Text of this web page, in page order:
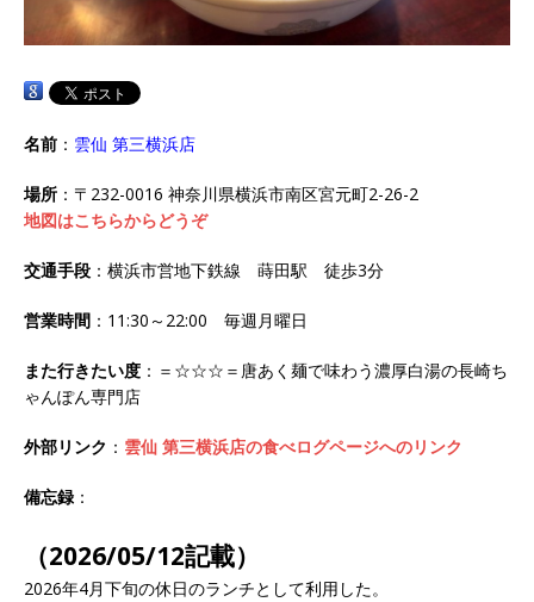
名前 ： 雲仙 第三横浜店
場所 ：〒232-0016 神奈川県横浜市南区宮元町2-26-2
地図はこちらからどうぞ
交通手段 ：横浜市営地下鉄線 蒔田駅 徒歩3分
営業時間 ：11:30～22:00 毎週月曜日
また行きたい度 ：＝☆☆☆＝唐あく麺で味わう濃厚白湯の長崎ち
ゃんぽん専門店
外部リンク ： 雲仙 第三横浜店の食べログページへのリンク
備忘録 ：
（2026/05/12記載）
2026年4月下旬の休日のランチとして利用した。